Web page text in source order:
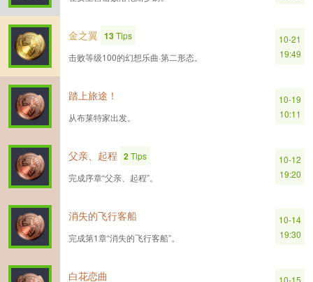
金之翼 13Tips
击败等级100的幻想乐曲·第二形态。
10-21
19:49
踏上旅途！
从布莱特家出发。
10-19
10:11
父亲、起程 2Tips
完成序章“父亲、起程”。
10-12
19:20
消失的飞行客船
完成第1章“消失的飞行客船”。
10-14
19:30
白花恋曲 10-15